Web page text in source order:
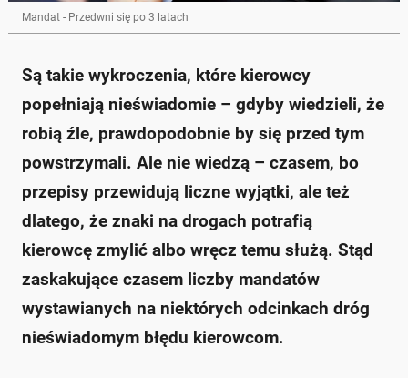
Mandat - Przedwni się po 3 latach
Są takie wykroczenia, które kierowcy
popełniają nieświadomie – gdyby wiedzieli, że
robią źle, prawdopodobnie by się przed tym
powstrzymali. Ale nie wiedzą – czasem, bo
przepisy przewidują liczne wyjątki, ale też
dlatego, że znaki na drogach potrafią
kierowcę zmylić albo wręcz temu służą. Stąd
zaskakujące czasem liczby mandatów
wystawianych na niektórych odcinkach dróg
nieświadomym błędu kierowcom.